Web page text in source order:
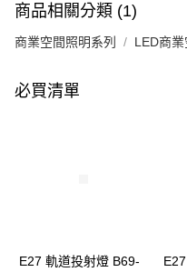
商品相關分類 (1)
商業空間照明系列 LED商
必買清單
E27 軌道投射燈 B69-